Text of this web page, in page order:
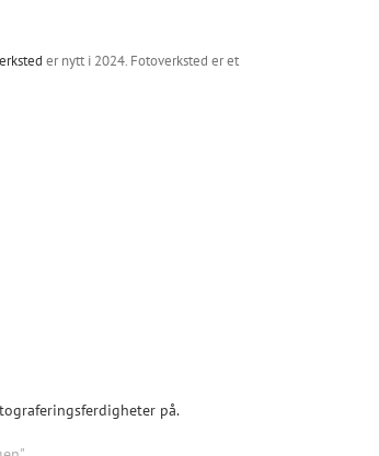
er nytt i 2024. Fotoverksted er et
på.